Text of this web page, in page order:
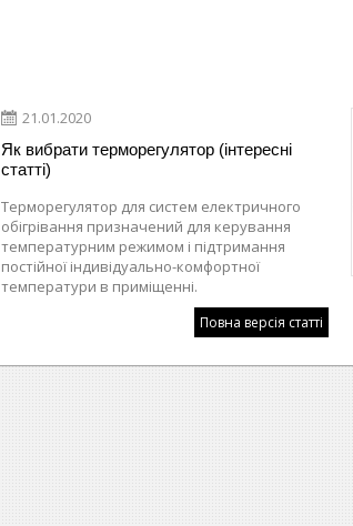
21.01.2020
Як вибрати терморегулятор (інтересні
статті)
Терморегулятор для систем електричного
обігрівання призначений для керування
температурним режимом і підтримання
постійної індивідуально-комфортної
температури в приміщенні.
Повна версія статті